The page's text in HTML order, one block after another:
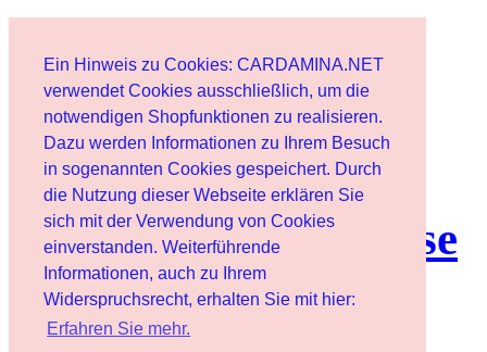
Ein Hinweis zu Cookies: CARDAMINA.NET
verwendet Cookies ausschließlich, um die
notwendigen Shopfunktionen zu realisieren.
Dazu werden Informationen zu Ihrem Besuch
in sogenannten Cookies gespeichert. Durch
die Nutzung dieser Webseite erklären Sie
sich mit der Verwendung von Cookies
einverstanden. Weiterführende
Informationen, auch zu Ihrem
Widerspruchsrecht, erhalten Sie mit hier:
Erfahren Sie mehr.
Benutzer
Newsletter
Nutzungshinweise
Service